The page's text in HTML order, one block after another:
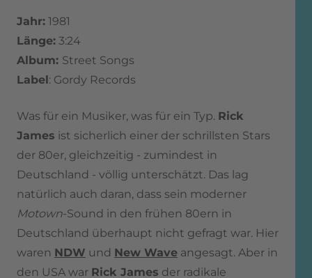
Jahr: 1981
Länge: 3:24
Album: Street Songs
Label : Gordy Records
Was für ein Musiker, was für ein Typ. Rick
James ist sicherlich einer der schrillsten Stars
der 80er, gleichzeitig - zumindest in
Deutschland - völlig unterschätzt. Das lag
natürlich auch daran, dass sein moderner
Motown-Sound in den frühen 80ern in
Deutschland überhaupt nicht gefragt war. Hier
waren NDW und New Wave angesagt. Aber in
den USA war Rick James der radikale